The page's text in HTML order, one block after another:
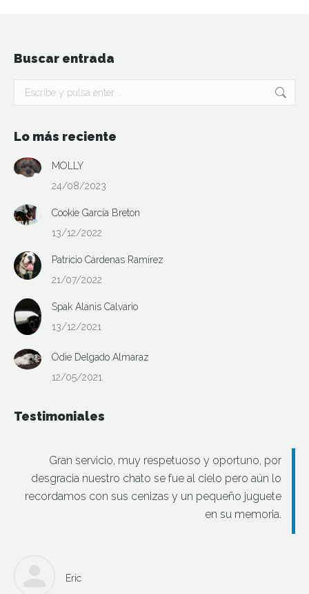
Buscar entrada
Buscar:
Lo más reciente
MOLLY
24/08/2023
Cookie García Breton
13/12/2022
Patricio Cárdenas Ramírez
21/07/2022
Spak Alanis Calvario
13/12/2021
Odie Delgado Almaraz
12/05/2021
Testimoniales
Gran servicio, muy respetuoso y oportuno, por
desgracia nuestro chato se fue al cielo pero aún lo
recordamos con sus cenizas y un pequeño juguete
en su memoria.
Eric